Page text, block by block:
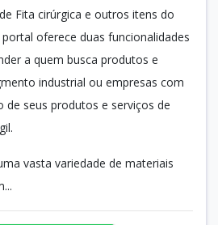
Fita cirúrgica e outros itens do
oferece duas funcionalidades
a quem busca produtos e
industrial ou empresas com
de seus produtos e serviços de
vasta variedade de materiais